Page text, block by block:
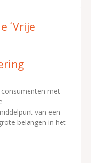
´Vrije
met
van een
belangen in het